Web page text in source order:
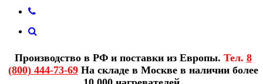
Производство в РФ и поставки из Европы. Тел. 8
(800) 444-73-69На складе в Москве в наличии более